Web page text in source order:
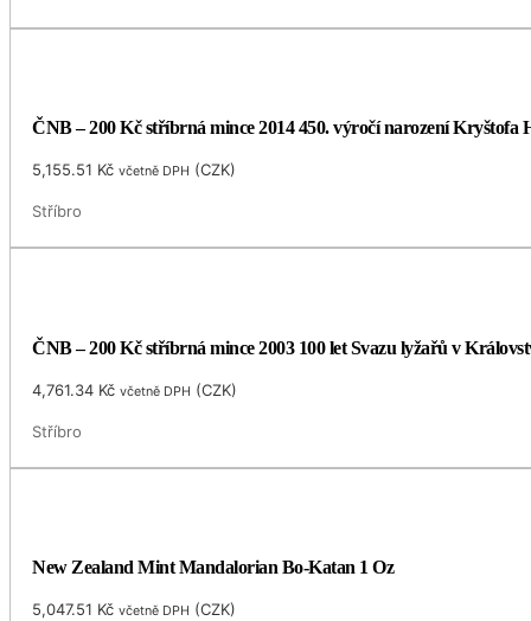
ČNB – 200 Kč stříbrná mince 2014 450. výročí narození
5,155.51 Kč včetně DPH (CZK)
Stříbro
ČNB – 200 Kč stříbrná mince 2003 100 let Svazu lyžařů v
4,761.34 Kč včetně DPH (CZK)
Stříbro
New Zealand Mint Mandalorian Bo-Katan 1 Oz
5,047.51 Kč včetně DPH (CZK)